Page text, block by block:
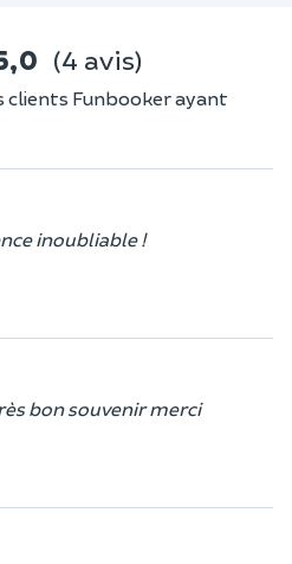
(4 avis)
clients Funbooker ayant
inoubliable !
bon souvenir merci